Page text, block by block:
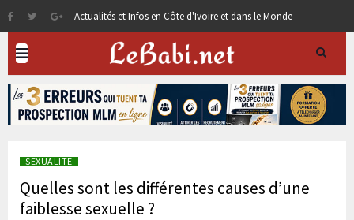
Actualités et Infos en Côte d'Ivoire et dans le Monde
SEXUALITE
Quelles sont les différentes causes d’une
faiblesse sexuelle ?